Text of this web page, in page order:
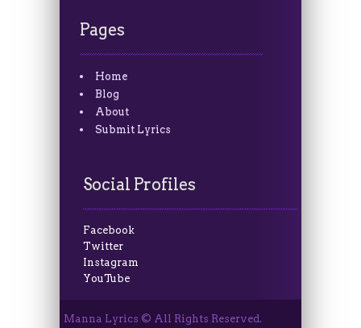
Pages
Home
Blog
About
Submit Lyrics
Social Profiles
Facebook
Twitter
Instagram
YouTube
Manna Lyrics © All Rights Reserved.